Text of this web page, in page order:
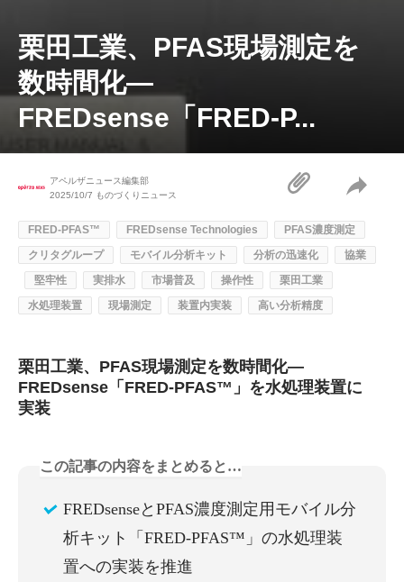
栗田工業、PFAS現場測定を
数時間化—
FREDsense「FRED-P...
アペルザニュース編集部
2025/10/7 ものづくりニュース
FRED-PFAS™ FREDsense Technologies
PFAS濃度測定
クリタグループ
モバイル分析キット 分析の迅速化
協業
堅牢性
実排水 市場普及 操作性
栗田工業
水処理装置
現場測定 装置内実装 高い分析精度
栗田工業、PFAS現場測定を数時間化—
FREDsense「FRED-PFAS™」を水処理装置に
実装
この記事の内容をまとめると…
FREDsenseとPFAS濃度測定用モバイル分
析キット「FRED-PFAS™」の水処理装
置への実装を推進